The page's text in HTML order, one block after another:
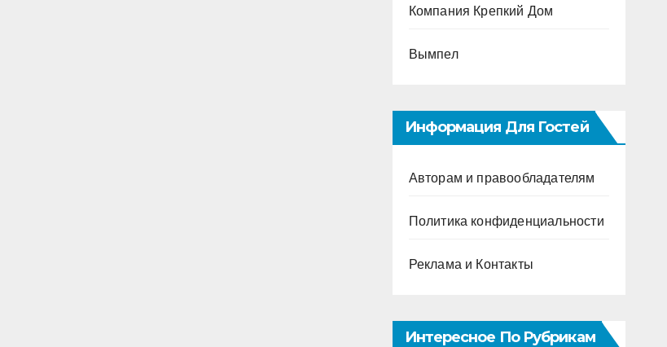
Компания Крепкий Дом
Вымпел
Информация Для Гостей
Авторам и правообладателям
Политика конфиденциальности
Реклама и Контакты
Интересное По Рубрикам